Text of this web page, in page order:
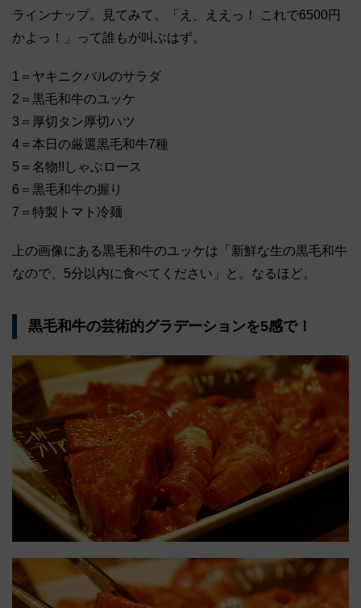
ラインナップ。見てみて。「え、ええっ！ これで6500円
かよっ！」って誰もが叫ぶはず。
1＝ヤキニクバルのサラダ
2＝黒毛和牛のユッケ
3＝厚切タン厚切ハツ
4＝本日の厳選黒毛和牛7種
5＝名物!!しゃぶロース
6＝黒毛和牛の握り
7＝特製トマト冷麺
上の画像にある黒毛和牛のユッケは「新鮮な生の黒毛和牛
なので、5分以内に食べてください」と。なるほど。
黒毛和牛の芸術的グラデーションを5感で！